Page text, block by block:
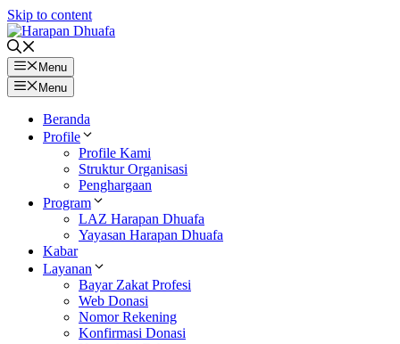
Skip to content
Menu
Menu
Beranda
Profile
Profile Kami
Struktur Organisasi
Penghargaan
Program
LAZ Harapan Dhuafa
Yayasan Harapan Dhuafa
Kabar
Layanan
Bayar Zakat Profesi
Web Donasi
Nomor Rekening
Konfirmasi Donasi